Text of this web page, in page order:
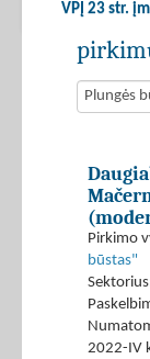
VPĮ 23 str.
Pirkimo
būstas"
2022-IV